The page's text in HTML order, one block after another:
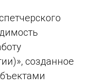
созданное